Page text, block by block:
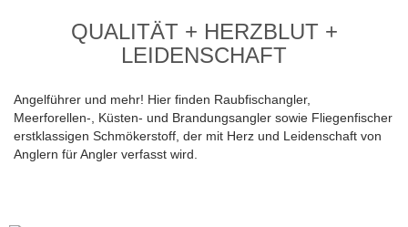
QUALITÄT + HERZBLUT +
LEIDENSCHAFT
Angelführer und mehr! Hier finden Raubfischangler,
Meerforellen-, Küsten- und Brandungsangler sowie Fliegenfischer
erstklassigen Schmökerstoff, der mit Herz und Leidenschaft von
Anglern für Angler verfasst wird.